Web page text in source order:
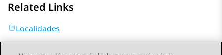
Related Links
Localidades